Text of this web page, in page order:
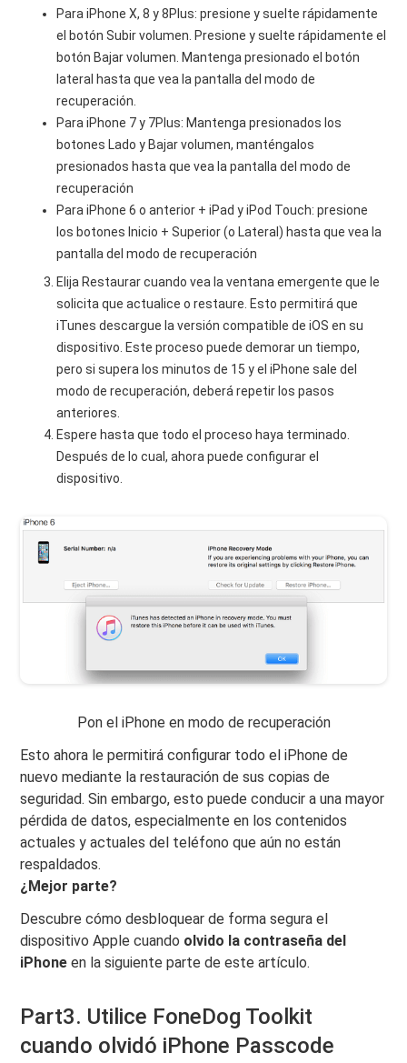
Para iPhone X, 8 y 8Plus: presione y suelte rápidamente
el botón Subir volumen. Presione y suelte rápidamente el
botón Bajar volumen. Mantenga presionado el botón
lateral hasta que vea la pantalla del modo de
recuperación.
Para iPhone 7 y 7Plus: Mantenga presionados los
botones Lado y Bajar volumen, manténgalos
presionados hasta que vea la pantalla del modo de
recuperación
Para iPhone 6 o anterior + iPad y iPod Touch: presione
los botones Inicio + Superior (o Lateral) hasta que vea la
pantalla del modo de recuperación
Elija Restaurar cuando vea la ventana emergente que le
solicita que actualice o restaure. Esto permitirá que
iTunes descargue la versión compatible de iOS en su
dispositivo. Este proceso puede demorar un tiempo,
pero si supera los minutos de 15 y el iPhone sale del
modo de recuperación, deberá repetir los pasos
anteriores.
Espere hasta que todo el proceso haya terminado.
Después de lo cual, ahora puede configurar el
dispositivo.
Pon el iPhone en modo de recuperación
Esto ahora le permitirá configurar todo el iPhone de
nuevo mediante la restauración de sus copias de
seguridad. Sin embargo, esto puede conducir a una mayor
pérdida de datos, especialmente en los contenidos
actuales y actuales del teléfono que aún no están
respaldados.
¿Mejor parte?
Descubre cómo desbloquear de forma segura el
dispositivo Apple cuando olvido la contraseña del
iPhone en la siguiente parte de este artículo.
Part3. Utilice FoneDog Toolkit
cuando olvidó iPhone Passcode